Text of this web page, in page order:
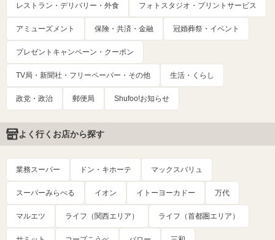
レストラン・デリバリー・外食 フォトスタジオ・プリントサービス
アミューズメント 保険・共済・金融 冠婚葬祭・イベント
プレゼントキャンペーン・クーポン
TV局・新聞社・フリーペーパー・その他 生活・くらし
政党・政治 郵便局 Shufoo!お知らせ
よく行くお店から探す
業務スーパー ドン・キホーテ マックスバリュ
スーパーみらべる イオン イトーヨーカドー 万代
マルエツ ライフ（関西エリア） ライフ（首都圏エリア）